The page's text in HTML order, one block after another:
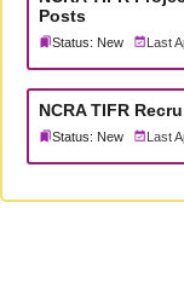
Posts
Status: New Last
NCRA TIFR
Status: New Last